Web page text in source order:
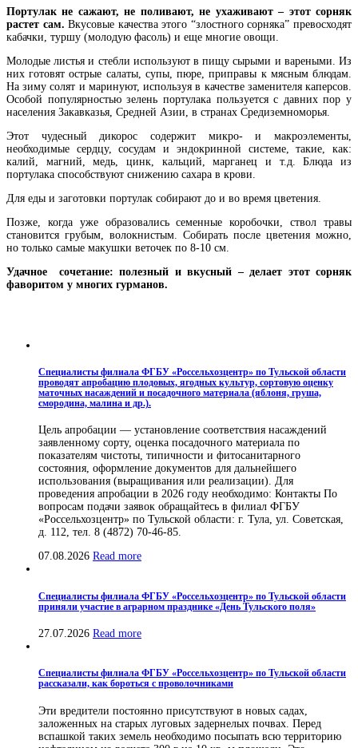
Портулак не сажают, не поливают, не ухаживают – этот сорняк
растет сам. Вкусовые качества этого “злостного сорняка” превосходят
кабачки, туршу (молодую фасоль) и еще многие овощи.
Молодые листья и стебли используют в пищу сырыми и вареными. Из
них готовят острые салаты, супы, пюре, приправы к мясным блюдам.
На зиму солят и маринуют, используя в качестве заменителя каперсов.
Особой популярностью зелень портулака пользуется с давних пор у
населения Закавказья, Средней Азии, в странах Средиземноморья.
Этот чудесный дикорос содержит микро- и макроэлементы,
необходимые сердцу, сосудам и эндокринной системе, такие, как:
калий, магний, медь, цинк, кальций, марганец и т.д. Блюда из
портулака способствуют снижению сахара в крови.
Для еды и заготовки портулак собирают до и во время цветения.
Позже, когда уже образовались семенные коробочки, ствол травы
становится грубым, волокнистым. Собирать после цветения можно,
но только самые макушки веточек по 8-10 см.
Удачное сочетание: полезный и вкусный – делает этот сорняк
фаворитом у многих гурманов.
Специалисты филиала ФГБУ «Россельхозцентр» по Тульской области
проводят апробацию плодовых, ягодных культур, сортовую оценку
маточных насаждений и посадочного материала (яблоня, груша,
смородина, малина и др.).
Цель апробации — установление соответствия насаждений
заявленному сорту, оценка посадочного материала по
показателям чистоты, типичности и фитосанитарного
состояния, оформление документов для дальнейшего
использования (выращивания или реализации). Для
проведения апробации в 2026 году необходимо: Контакты По
вопросам подачи заявок обращайтесь в филиал ФГБУ
«Россельхозцентр» по Тульской области: г. Тула, ул. Советская,
д. 112, тел. 8 (4872) 70-46-85.
07.08.2026 Read more
Специалисты филиала ФГБУ «Россельхозцентр» по Тульской области
приняли участие в аграрном празднике «День Тульского поля»
27.07.2026 Read more
Специалисты филиала ФГБУ «Россельхозцентр» по Тульской области
рассказали, как бороться с проволочниками
Эти вредители постоянно присутствуют в новых садах,
заложенных на старых луговых задернелых почвах. Перед
вспашкой таких земель необходимо посыпать всю территорию